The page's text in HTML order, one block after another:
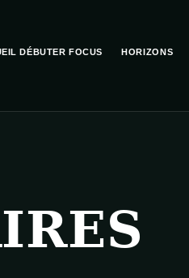
DÉBUTER FOCUS HORIZONS